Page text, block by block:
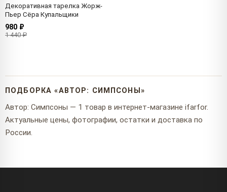
Декоративная тарелка Жорж-
Пьер Сёра Купальщики
980 ₽
1 440 ₽
ПОДБОРКА «АВТОР: СИМПСОНЫ»
Автор: Симпсоны — 1 товар в интернет-магазине ifarfor.
Актуальные цены, фотографии, остатки и доставка по
России.